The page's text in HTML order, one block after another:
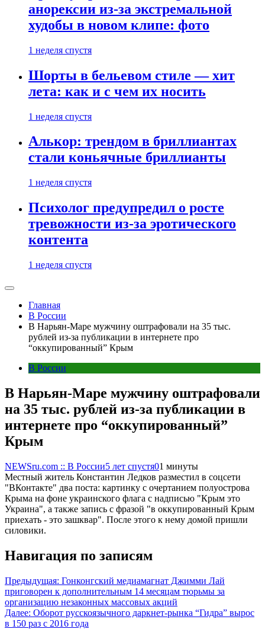
анорексии из-за экстремальной
худобы в новом клипе: фото
1 неделя спустя
Шорты в бельевом стиле — хит
лета: как и с чем их носить
1 неделя спустя
Алькор: трендом в бриллиантах
стали коньячные бриллианты
1 неделя спустя
Психолог предупредил о росте
тревожности из-за эротического
контента
1 неделя спустя
Главная
В России
В Нарьян-Маре мужчину оштрафовали на 35 тыс.
рублей из-за публикации в интернете про
“оккупированный” Крым
В России
В Нарьян-Маре мужчину оштрафовали
на 35 тыс. рублей из-за публикации в
интернете про “оккупированный”
Крым
NEWSru.com :: В России5 лет спустя01 минуты
Местный житель Константин Ледков разместил в соцсети
"ВКонтакте" два поста: картинку с очертанием полуострова
Крыма на фоне украинского флага с надписью "Крым это
Украина", а также запись с фразой "в оккупированный Крым
приехать - это зашквар". После этого к нему домой пришли
силовики.
Навигация по записям
Предыдущая: Гонконгский медиамагнат Джимми Лай
приговорен к дополнительным 14 месяцам тюрьмы за
организацию незаконных массовых акций
Далее: Оборот русскоязычного даркнет-рынка “Гидра” вырос
в 150 раз с 2016 года